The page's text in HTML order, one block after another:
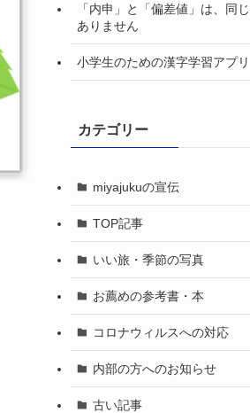
「内申」と「偏差値」は、同
ありません
小学生のための漢字学習アプリ
カテゴリー
miyajukuの宣伝
TOP記事
いい旅・季節の写真
お薦めの参考書・本
コロナウィルスへの対応
内部の方へのお知らせ
古い記事